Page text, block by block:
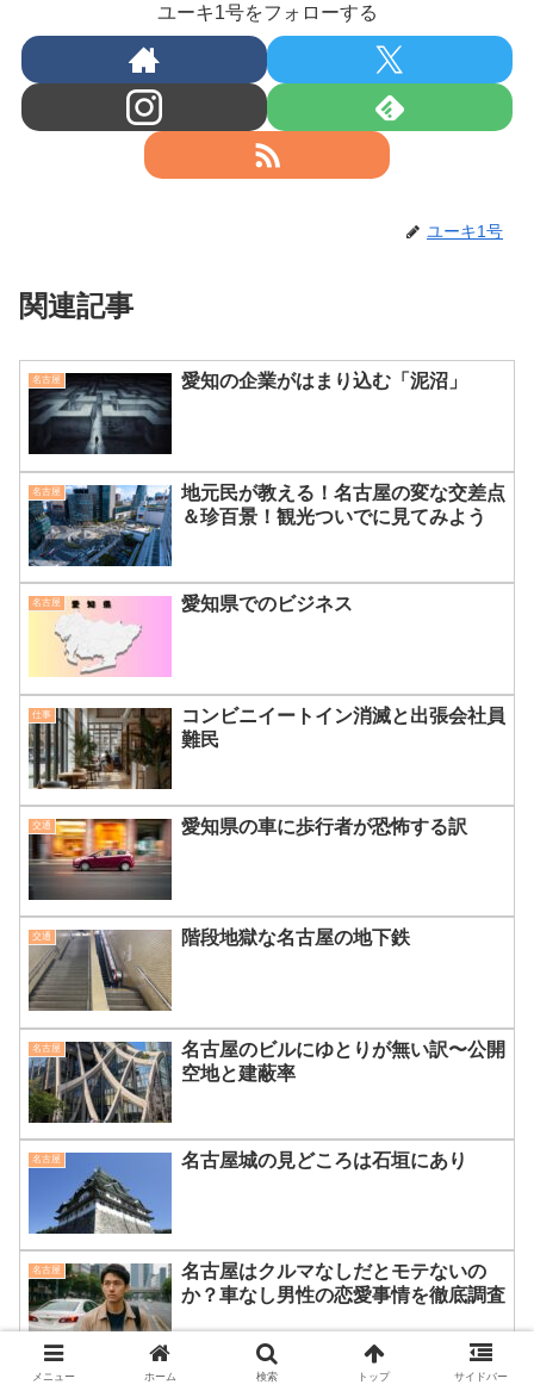
ユーキ1号をフォローする
ユーキ1号
関連記事
名古屋 愛知の企業がはまり込む「泥沼」
名古屋
地元民が教える！名古屋の変な交差点
＆珍百景！観光ついでに見てみよう
名古屋 愛知県でのビジネス
仕事
コンビニイートイン消滅と出張会社員
難民
交通 愛知県の車に歩行者が恐怖する訳
交通 階段地獄な名古屋の地下鉄
名古屋
名古屋のビルにゆとりが無い訳〜公開
空地と建蔽率
名古屋 名古屋城の見どころは石垣にあり
名古屋
名古屋はクルマなしだとモテないの
か？車なし男性の恋愛事情を徹底調査
名古屋 コンサート 名古屋飛ばしの訳
メニュー ホーム 検索 トップ サイドバー